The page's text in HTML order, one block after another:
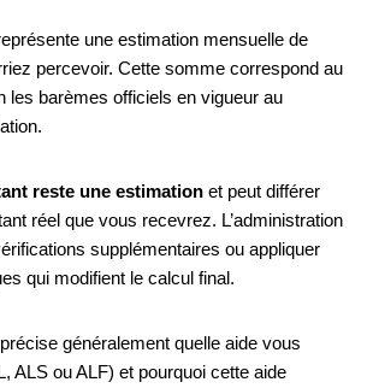
une estimation mensuelle de
percevoir. Cette somme correspond au
les barèmes officiels en vigueur au
reste une estimation et peut différer
réel que vous recevrez. L’administration
supplémentaires ou appliquer
qui modifient le calcul final.
généralement quelle aide vous
ALS ou ALF) et pourquoi cette aide